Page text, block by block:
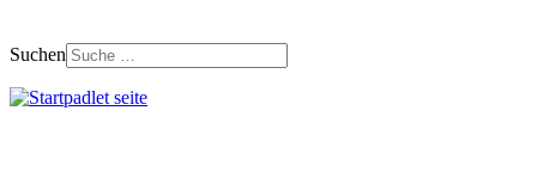
Suchen